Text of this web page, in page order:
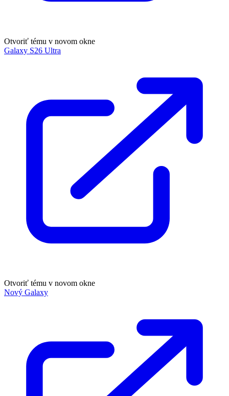
Otvoriť tému v novom okne
Galaxy S26 Ultra
Otvoriť tému v novom okne
Nový Galaxy